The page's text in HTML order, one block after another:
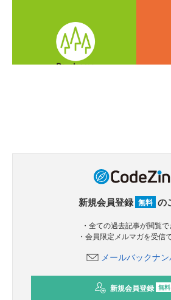
新規会員登録 無料 の
・全ての過去記事が閲覧
・会員限定メルマガを受信
メールバックナ
新規会員登録 無料